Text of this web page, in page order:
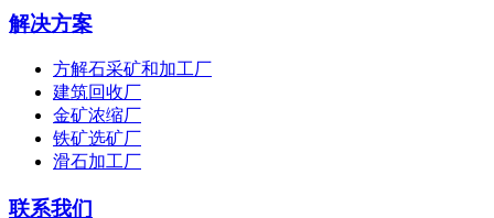
解决方案
方解石采矿和加工厂
建筑回收厂
金矿浓缩厂
铁矿选矿厂
滑石加工厂
联系我们